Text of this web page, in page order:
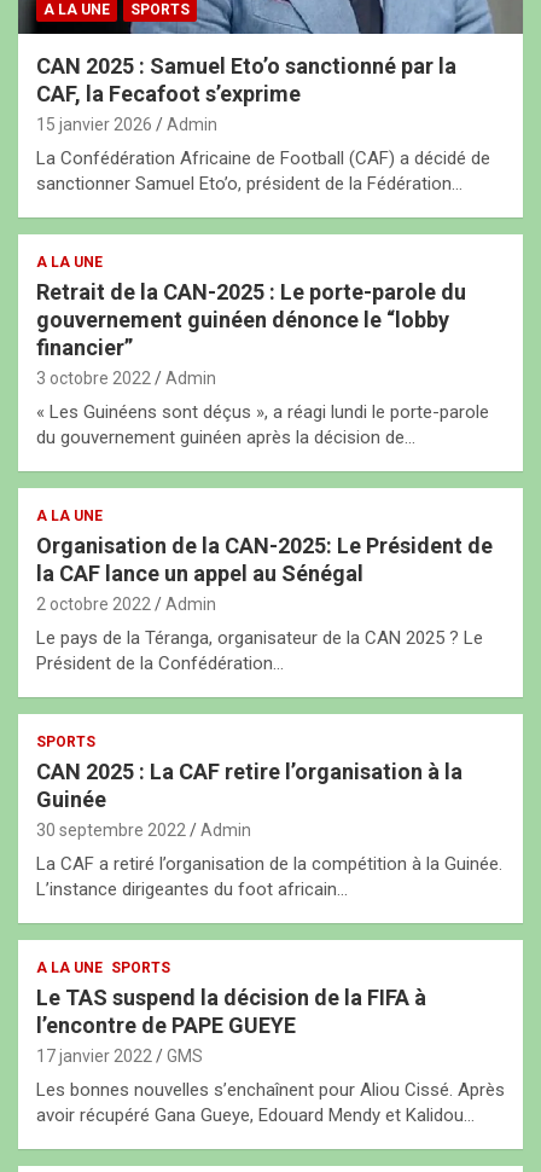
A LA UNE SPORTS
CAN 2025 : Samuel Eto’o sanctionné par la
CAF, la Fecafoot s’exprime
15 janvier 2026 Admin
La Confédération Africaine de Football (CAF) a décidé de
sanctionner Samuel Eto’o, président de la Fédération…
A LA UNE
Retrait de la CAN-2025 : Le porte-parole du
gouvernement guinéen dénonce le “lobby
financier”
3 octobre 2022 Admin
« Les Guinéens sont déçus », a réagi lundi le porte-parole
du gouvernement guinéen après la décision de…
A LA UNE
Organisation de la CAN-2025: Le Président de
la CAF lance un appel au Sénégal
2 octobre 2022 Admin
Le pays de la Téranga, organisateur de la CAN 2025 ? Le
Président de la Confédération…
SPORTS
CAN 2025 : La CAF retire l’organisation à la
Guinée
30 septembre 2022 Admin
La CAF a retiré l’organisation de la compétition à la Guinée.
L’instance dirigeantes du foot africain…
A LA UNE SPORTS
Le TAS suspend la décision de la FIFA à
l’encontre de PAPE GUEYE
17 janvier 2022 GMS
Les bonnes nouvelles s’enchaînent pour Aliou Cissé. Après
avoir récupéré Gana Gueye, Edouard Mendy et Kalidou…